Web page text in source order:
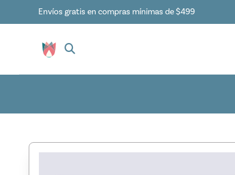
Envíos gratis en compras mínimas de $499